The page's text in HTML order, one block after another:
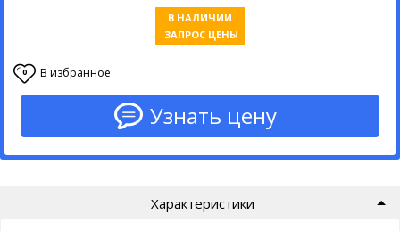
В НАЛИЧИИ
ЗАПРОС ЦЕНЫ
0 В избранное
Узнать цену
Характеристики